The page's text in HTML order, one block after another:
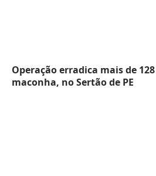
Operação erradica mais de
maconha, no Sertão de PE